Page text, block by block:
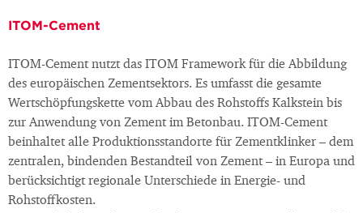
ITOM-Cement
ITOM-Cement nutzt das ITOM Framework für die Abbildung
des europäischen Zementsektors. Es umfasst die gesamte
Wertschöpfungskette vom Abbau des Rohstoffs Kalkstein bis
zur Anwendung von Zement im Betonbau. ITOM-Cement
beinhaltet alle Produktionsstandorte für Zementklinker – dem
zentralen, bindenden Bestandteil von Zement – in Europa und
berücksichtigt regionale Unterschiede in Energie- und
Rohstoffkosten.